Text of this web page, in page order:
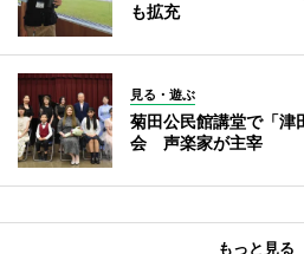
も拡充
見る・遊ぶ
菊田公民館講堂で「津
会 声楽家が主宰
もっと見る